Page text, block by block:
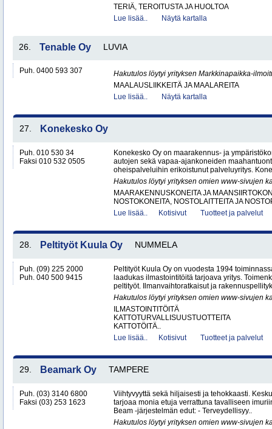
TERIÄ, TEROITUSTA JA HUOLTOA
Lue lisää..
Näytä kartalla
26. Tenable Oy LUVIA
Puh. 0400 593 307
Hakutulos löytyi yrityksen Markkinapaikka-
MAALAUSLIIKKEITÄ JA MAALAREITA
Lue lisää..
Näytä kartalla
27. Konekesko Oy
Puh. 010 530 34
Faksi 010 532 0505
Konekesko Oy on maarakennus- ja
autojen sekä vapaa-ajankoneiden
oheispalveluihin erikoistunut palveluyritys.
Hakutulos löytyi yrityksen omien www-sivujen
MAARAKENNUSKONEITA JA
NOSTOKONEITA, NOSTOLAITTEITA JA
Lue lisää..
Kotisivut Tuotteet ja palvelut
28. Peltityöt Kuula Oy NUMMELA
Puh. (09) 225 2000
Puh. 040 500 9415
Peltityöt Kuula Oy on vuodesta 1994
laadukas ilmastointitöitä tarjoava yritys.
peltityöt. Ilmanvaihtoratkaisut ja
Hakutulos löytyi yrityksen omien www-sivujen
ILMASTOINTITÖITÄ
KATTOTURVALLISUUSTUOTTEITA
KATTOTÖITÄ..
Lue lisää..
Kotisivut Tuotteet ja palvelut
29. Beamark Oy TAMPERE
Puh. (03) 3140 6800
Faksi (03) 253 1623
Viihtyvyyttä sekä hiljaisesti ja tehokkaasti.
tarjoaa monia etuja verrattuna tavalliseen
Beam -järjestelmän edut: - Terveydellisyy..
Hakutulos löytyi yrityksen omien www-sivujen